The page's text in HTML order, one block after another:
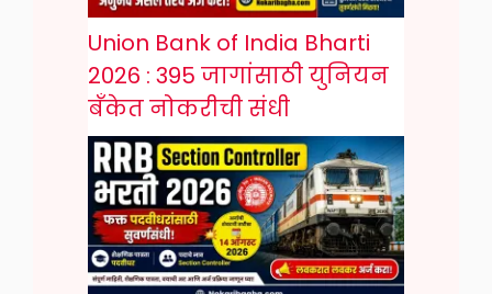
Union Bank of India Bharti
2026 : 395 जागांसाठी युनियन
बँकेत नोकरीची संधी